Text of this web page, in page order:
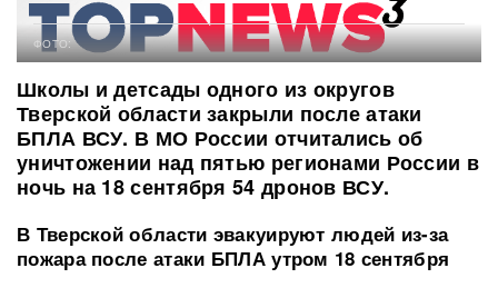
ФОТО:
Школы и детсады одного из округов
Тверской области закрыли после атаки
БПЛА ВСУ. В МО России отчитались об
уничтожении над пятью регионами России в
ночь на 18 сентября 54 дронов ВСУ.
В Тверской области эвакуируют людей из-за
пожара после атаки БПЛА утром 18 сентября